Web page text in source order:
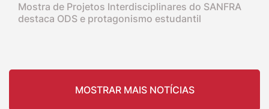
Mostra de Projetos Interdisciplinares do SANFRA
destaca ODS e protagonismo estudantil
MOSTRAR MAIS NOTÍCIAS